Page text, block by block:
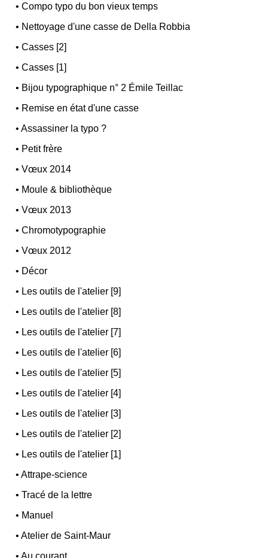
•Compo typo du bon vieux temps
• Nettoyage d'une casse de Della Robbia
•Casses [2]
•Casses [1]
• Bijou typographique n° 2 Émile Teillac
• Remise en état d'une casse
•Assassiner la typo ?
• Petit frère
•Vœux 2014
• Moule & bibliothèque
•Vœux 2013
•Chromotypographie
•Vœux 2012
• Décor
• Les outils de l'atelier [9]
• Les outils de l'atelier [8]
• Les outils de l'atelier [7]
• Les outils de l'atelier [6]
• Les outils de l'atelier [5]
• Les outils de l'atelier [4]
• Les outils de l'atelier [3]
• Les outils de l'atelier [2]
• Les outils de l'atelier [1]
•Attrape-science
•Tracé de la lettre
• Manuel
•Atelier de Saint-Maur